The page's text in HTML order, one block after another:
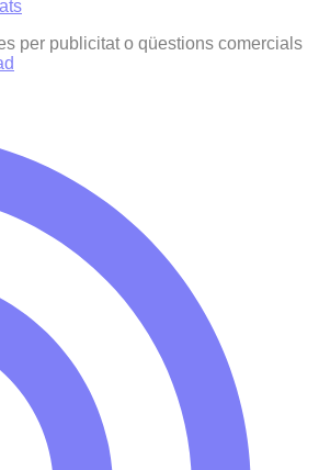
per publicitat o qüestions comercials